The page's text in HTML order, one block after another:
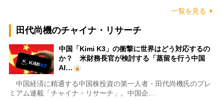
一覧を見る
田代尚機のチャイナ・リサーチ
中国「Kimi K3」の衝撃に世界はどう対応するの
か？ 米財務長官が検討する「蒸留を行う中国
AI…
中国経済に精通する中国株投資の第一人者・田代尚機氏のプレ
ミアム連載「チャイナ・リサーチ」。中国企…